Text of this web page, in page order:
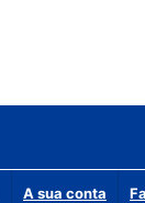
A sua conta